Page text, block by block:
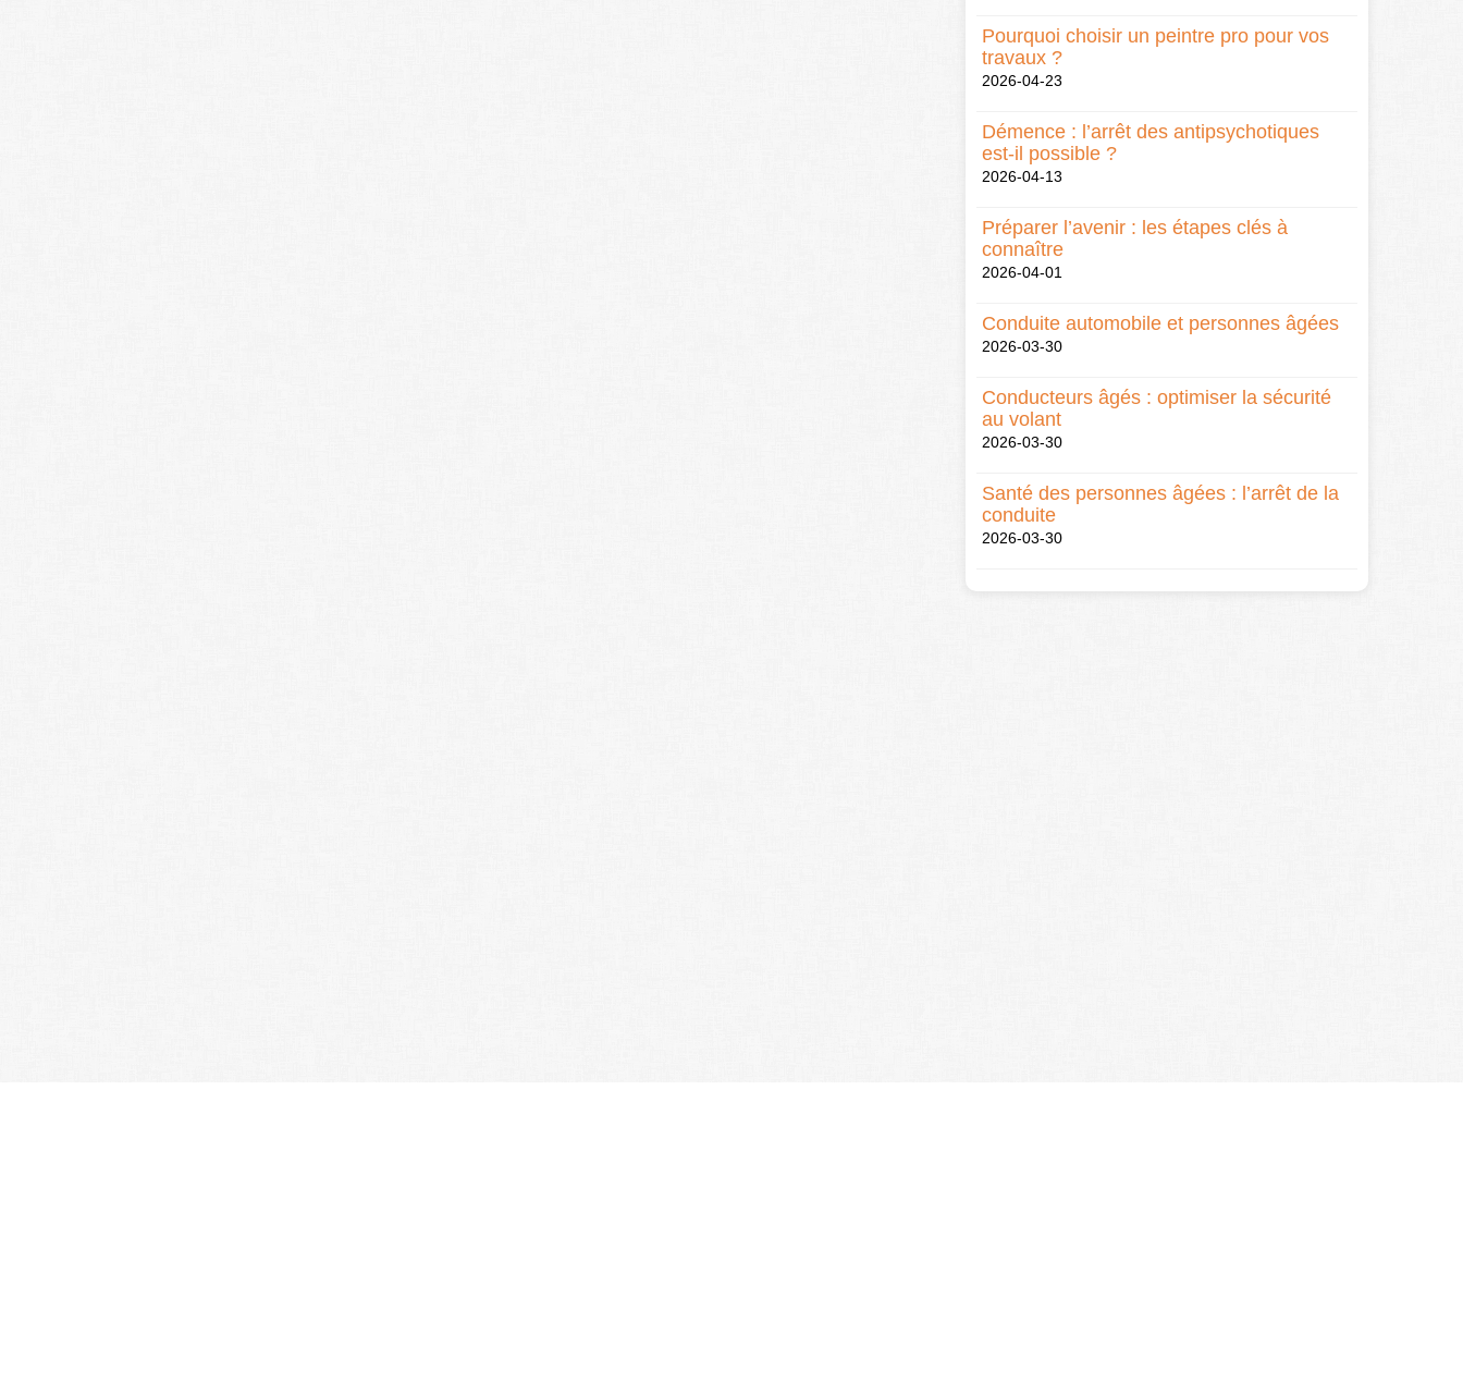
Pourquoi choisir un peintre pro pour vos
travaux ?
2026-04-23
Démence : l’arrêt des antipsychotiques
est-il possible ?
2026-04-13
Préparer l’avenir : les étapes clés à
connaître
2026-04-01
Conduite automobile et personnes âgées
2026-03-30
Conducteurs âgés : optimiser la sécurité
au volant
2026-03-30
Santé des personnes âgées : l’arrêt de la
conduite
2026-03-30